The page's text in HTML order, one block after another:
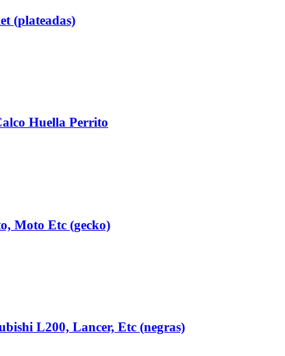
(plateadas)
Huella Perrito
Moto Etc (gecko)
L200, Lancer, Etc (negras)